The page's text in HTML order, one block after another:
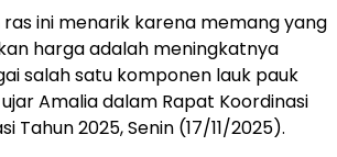
ini menarik karena memang yang
harga adalah meningkatnya
salah satu komponen lauk pauk
Amalia dalam Rapat Koordinasi
Tahun 2025, Senin (17/11/2025).